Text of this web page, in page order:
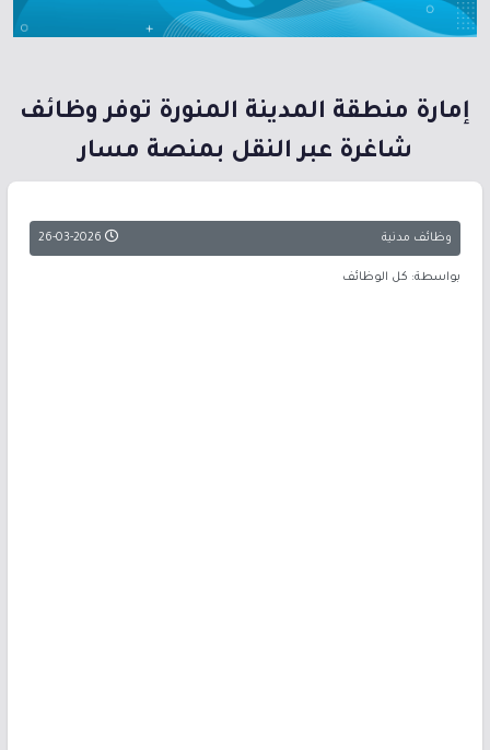
إمارة منطقة المدينة المنورة توفر وظائف
شاغرة عبر النقل بمنصة مسار
وظائف مدنية 26-03-2026
بواسطة: كل الوظائف